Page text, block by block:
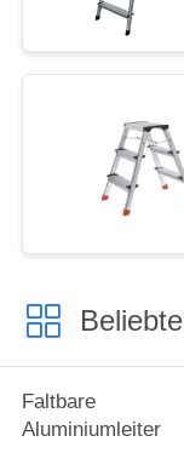
Faltbare
Aluminiumleiter